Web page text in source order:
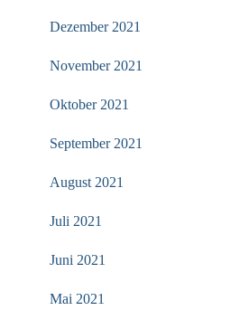
Dezember 2021
November 2021
Oktober 2021
September 2021
August 2021
Juli 2021
Juni 2021
Mai 2021